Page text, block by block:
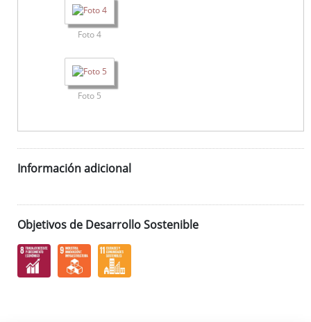
Foto 4
Foto 5
Información adicional
Objetivos de Desarrollo Sostenible